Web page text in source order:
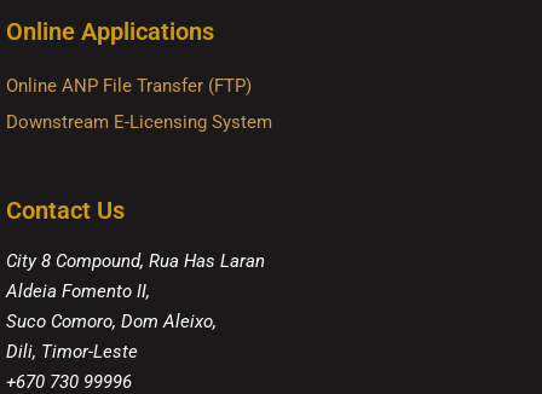
Online Applications
Online ANP File Transfer (FTP)
Downstream E-Licensing System
Contact Us
City 8 Compound, Rua Has Laran
Aldeia Fomento II,
Suco Comoro, Dom Aleixo,
Dili, Timor-Leste
+670 730 99996